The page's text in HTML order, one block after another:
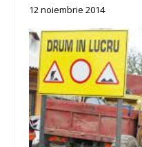
12 noiembrie 2014